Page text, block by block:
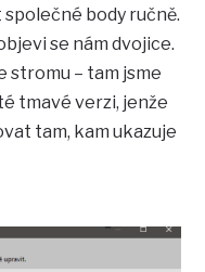
body ručně.
se nám dvojice.
stromu – tam jsme
tmavé verzi, jenže
tam, kam ukazuje